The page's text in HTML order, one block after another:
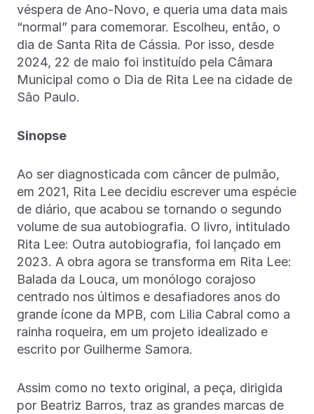
véspera de Ano-Novo, e queria uma data mais
“normal” para comemorar. Escolheu, então, o
dia de Santa Rita de Cássia. Por isso, desde
2024, 22 de maio foi instituído pela Câmara
Municipal como o Dia de Rita Lee na cidade de
São Paulo.
Sinopse
Ao ser diagnosticada com câncer de pulmão,
em 2021, Rita Lee decidiu escrever uma espécie
de diário, que acabou se tornando o segundo
volume de sua autobiografia. O livro, intitulado
Rita Lee: Outra autobiografia, foi lançado em
2023. A obra agora se transforma em Rita Lee:
Balada da Louca, um monólogo corajoso
centrado nos últimos e desafiadores anos do
grande ícone da MPB, com Lilia Cabral como a
rainha roqueira, em um projeto idealizado e
escrito por Guilherme Samora.
Assim como no texto original, a peça, dirigida
por Beatriz Barros, traz as grandes marcas de